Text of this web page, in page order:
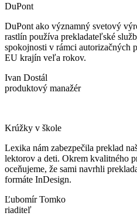
DuPont
DuPont ako významný svetový
rastlín používa prekladateľské
spokojnosti v rámci autorizačných
EU krajín veľa rokov.
Ivan Dostál
produktový manažér
Krúžky v škole
Lexika nám zabezpečila preklad
lektorov a deti. Okrem kvalitného
oceňujeme, že sami navrhli
formáte InDesign.
Ľubomír Tomko
riaditeľ